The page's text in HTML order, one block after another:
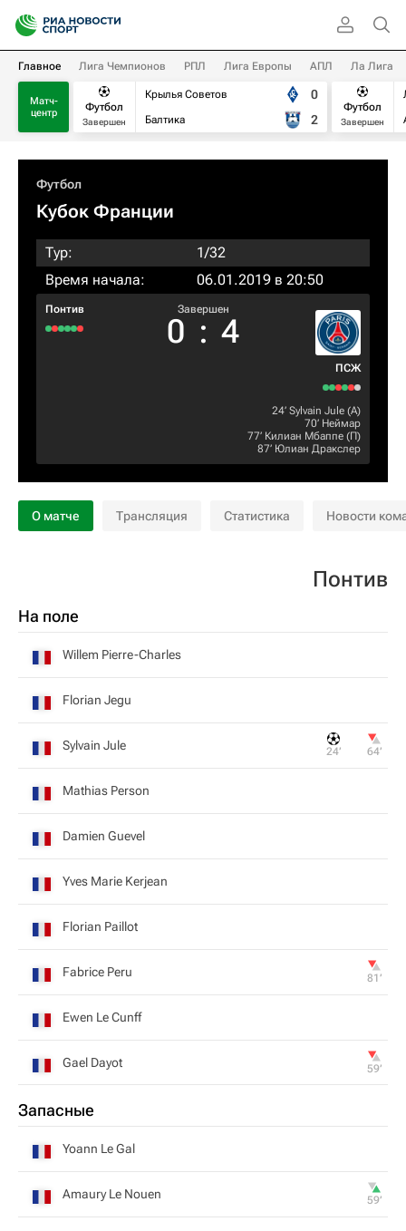
Главное Лига Чемпионов РПЛ Лига Европы АПЛ Ла Лига
Матч-
центр
Футбол
Завершен
Крылья Советов
Балтика
0
2
Футбол
Завершен
Футбол
Кубок Франции
Тур:
1/32
Время начала:
06.01.2019 в 20:50
Понтив Завершен
0 : 4
ПСЖ
24‎’‎ Sylvain Jule (А)
70‎’‎ Неймар
77‎’‎ Килиан Мбаппе (П)
87‎’‎ Юлиан Дракслер
О матче Трансляция Статистика Новости
Понтив
На поле
Willem Pierre-Charles
Florian Jegu
Sylvain Jule 24‎’‎ 64‎’‎
Mathias Person
Damien Guevel
Yves Marie Kerjean
Florian Paillot
Fabrice Peru 81‎’‎
Ewen Le Cunff
Gael Dayot 59‎’‎
Запасные
Yoann Le Gal
Amaury Le Nouen 59‎’‎